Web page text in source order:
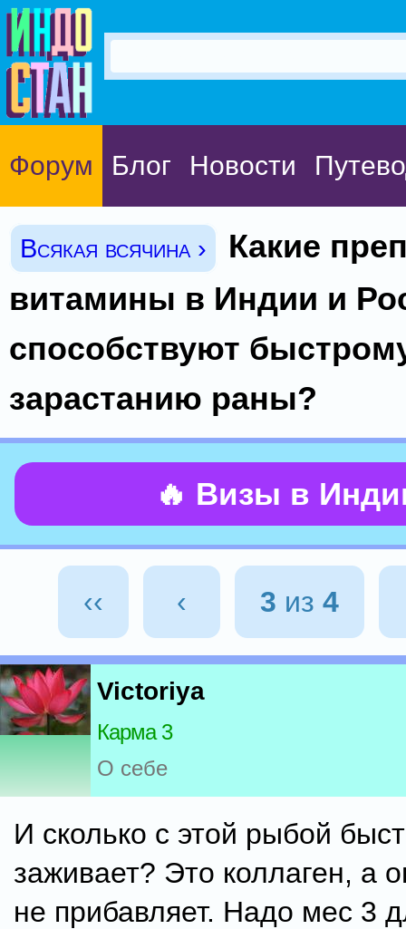
Форум Блог Новости
Всякая всячина ›
Какие
витамины в Индии и
способствуют
зарастанию раны?
🔥 Визы в
‹‹ ‹ 3 из 4
Victoriya
Карма 3
О себе
И сколько с этой рыбой
заживает? Это коллаген, а
не прибавляет. Надо мес 3